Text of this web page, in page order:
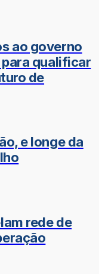
ao governo
qualificar
de
e longe da
rede de